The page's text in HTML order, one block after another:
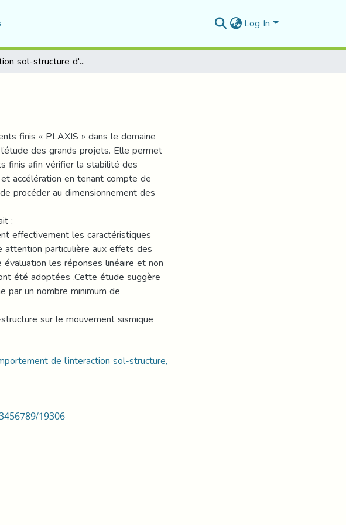
Log In
Interaction sol-structure d'un fondation
finis « PLAXIS » dans le domaine
des grands projets. Elle permet
finis afin vérifier la stabilité des
accélération en tenant compte de
procéder au dimensionnement des
:
effectivement les caractéristiques
attention particulière aux effets des
les réponses linéaire et non
été adoptées .Cette étude suggère
par un nombre minimum de
sur le mouvement sismique
de l’interaction sol-structure,
19306